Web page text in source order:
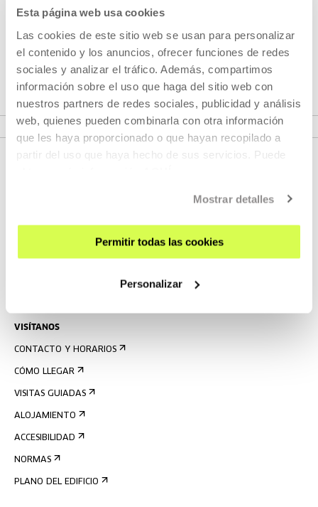
Esta página web usa cookies
Las cookies de este sitio web se usan para personalizar
el contenido y los anuncios, ofrecer funciones de redes
sociales y analizar el tráfico. Además, compartimos
información sobre el uso que haga del sitio web con
nuestros partners de redes sociales, publicidad y análisis
web, quienes pueden combinarla con otra información
que les haya proporcionado o que hayan recopilado a
partir del uso que haya hecho de sus servicios. Puede
Mostrar detalles
Permitir todas las cookies
Personalizar
VER CICLO
VISÍTANOS
CONTACTO Y HORARIOS
CÓMO LLEGAR
VISITAS GUIADAS
ALOJAMIENTO
ACCESIBILIDAD
NORMAS
PLANO DEL EDIFICIO